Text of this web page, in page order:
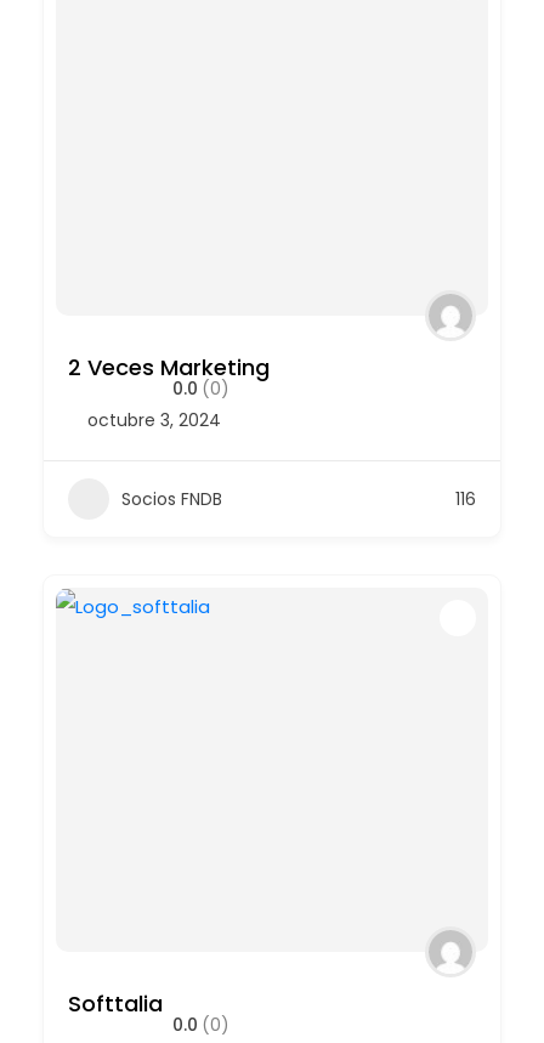
2 Veces Marketing
0.0 (0)
octubre 3, 2024
Socios FNDB 116
Softtalia
0.0 (0)